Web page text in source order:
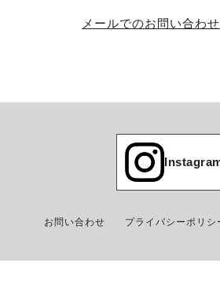
メールでのお問い合わ
お問い合わせ プライバシーポリシ